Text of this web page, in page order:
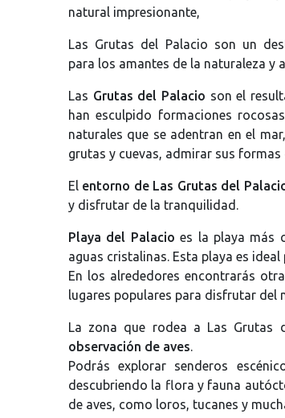
natural impresionante,
Las Grutas del Palacio son un
para los amantes de la naturaleza y
Las Grutas del Palacio son el
han esculpido formaciones
naturales que se adentran en el
grutas y cuevas, admirar sus
El entorno de Las Grutas del
y disfrutar de la tranquilidad.
Playa del Palacio es la playa más
aguas cristalinas. Esta playa es
En los alrededores encontrarás
lugares populares para disfrutar del
La zona que rodea a Las Grutas
observación de aves.
Podrás explorar senderos
descubriendo la flora y fauna
de aves, como loros, tucanes y